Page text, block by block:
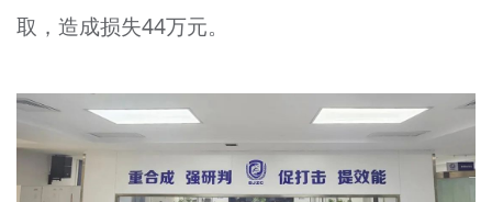
取，造成损失44万元。